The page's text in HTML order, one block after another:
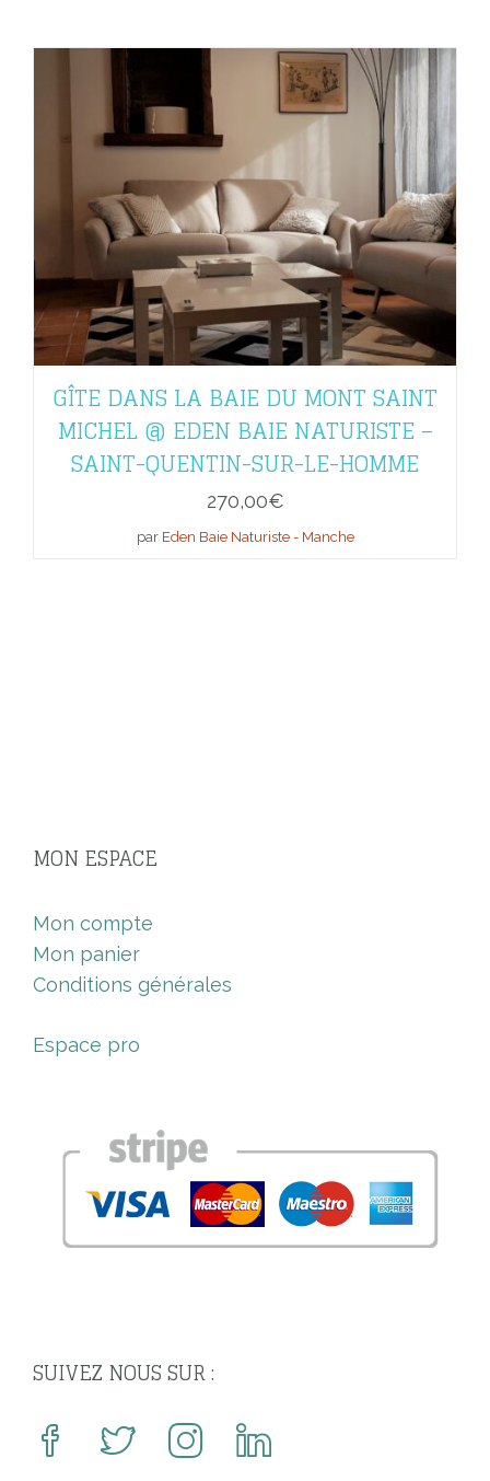
GÎTE DANS LA BAIE DU MONT SAINT
MICHEL @ EDEN BAIE NATURISTE –
SAINT-QUENTIN-SUR-LE-HOMME
270,00€
par Eden Baie Naturiste - Manche
MON ESPACE
Mon compte
Mon panier
Conditions générales
Espace pro
SUIVEZ NOUS SUR :